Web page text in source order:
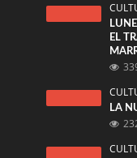
EL
LA